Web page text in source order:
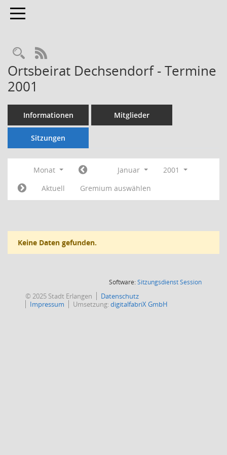
Toggle navigation
Rechercheauswahl
RSS-Feed
Ortsbeirat Dechsendorf - Termine
2001
Informationen Mitglieder
Sitzungen
Monat Januar
2001
Aktuell
Gremium auswählen
Keine Daten gefunden.
Software:SitzungsdienstSession(Wird in
© 2025 Stadt Erlangen
Datenschutz
Impressum
Umsetzung:digitalfabriX GmbH